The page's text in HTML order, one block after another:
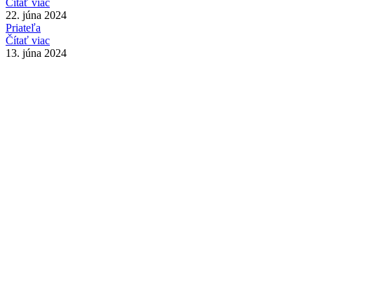
Čítať viac
22. júna 2024
Priateľa
Čítať viac
13. júna 2024